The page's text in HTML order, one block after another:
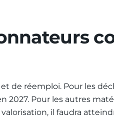
de réemploi. Pour les
2027. Pour les autres
valorisation, il faudra